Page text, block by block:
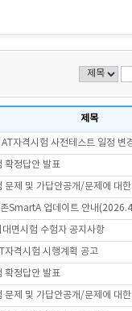
제목
자격시험 사전테스트 일정 변
확정답안 발표
문제 및 가답안공개/문제에 대
SmartA 업데이트 안내
면시험 수험자 공지사항
자격시험 시행계획 공고
확정답안 발표
문제 및 가답안공개/문제에 대